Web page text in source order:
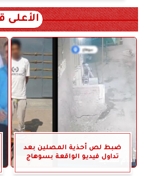
الأعلى
ضبط لص أحذية المصلين بعد
تداول فيديو الواقعة بسوهاج